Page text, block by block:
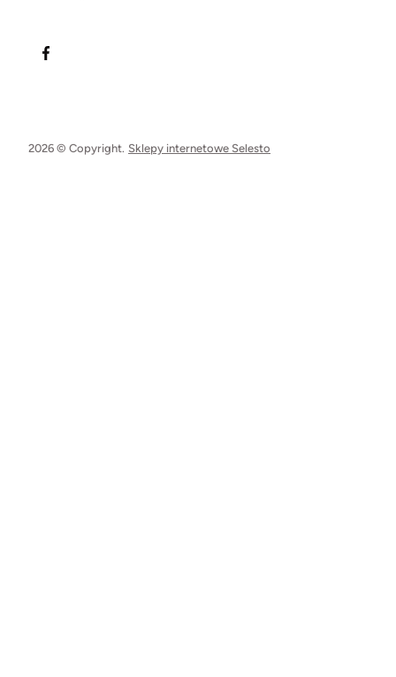
2026 © Copyright. Sklepy internetowe Selesto